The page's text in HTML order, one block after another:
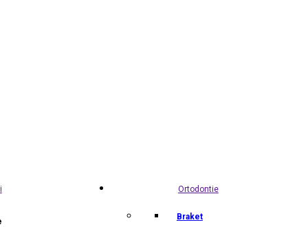
Ortodontie
Braket